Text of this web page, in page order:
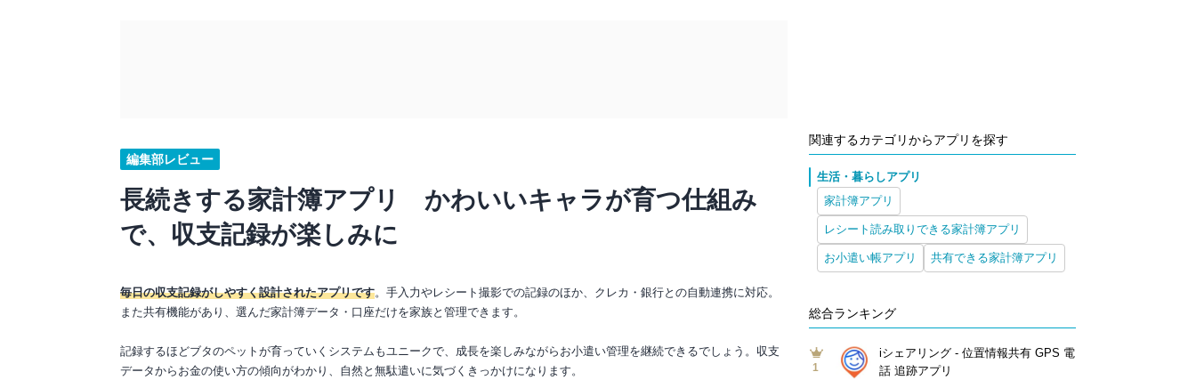
編集部レビュー
長続きする家計簿アプリ かわいいキャラが育つ仕組み
で、収支記録が楽しみに
毎日の収支記録がしやすく設計されたアプリです。手入力やレシート撮影での記録のほか、クレカ・銀行との自動連携に対応。
また共有機能があり、選んだ家計簿データ・口座だけを家族と管理できます。
記録するほどブタのペットが育っていくシステムもユニークで、成長を楽しみながらお小遣い管理を継続できるでしょう。収支
データからお金の使い方の傾向がわかり、自然と無駄遣いに気づくきっかけになります。
関連するカテゴリからアプリを探す
生活・暮らしアプリ
家計簿アプリ
レシート読み取りできる家計簿アプリ
お小遣い帳アプリ 共有できる家計簿アプリ
総合ランキング
1
iシェアリング - 位置情報共有 GPS 電
話 追跡アプリ